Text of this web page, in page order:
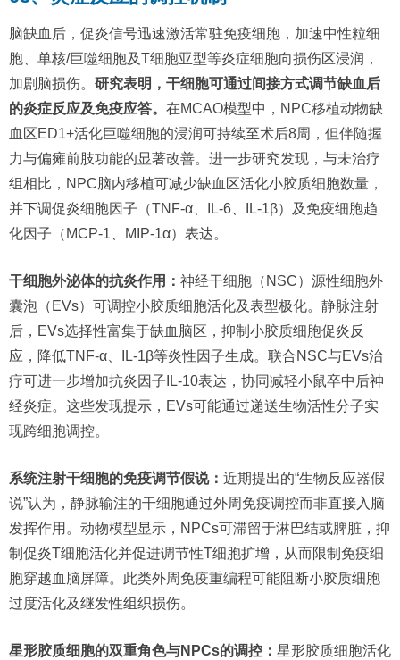
脑缺血后，促炎信号迅速激活常驻免疫细胞，加速中性粒细
胞、单核/巨噬细胞及T细胞亚型等炎症细胞向损伤区浸润，
加剧脑损伤。 研究表明，干细胞可通过间接方式调节缺血后
的炎症反应及免疫应答。 在MCAO模型中，NPC移植动物缺
血区ED1+活化巨噬细胞的浸润可持续至术后8周，但伴随握
力与偏瘫前肢功能的显著改善。进一步研究发现，与未治疗
组相比，NPC脑内移植可减少缺血区活化小胶质细胞数量，
并下调促炎细胞因子（TNF-α、IL-6、IL-1β）及免疫细胞趋
化因子（MCP-1、MIP-1α）表达。
干细胞外泌体的抗炎作用： 神经干细胞（NSC）源性细胞外
囊泡（EVs）可调控小胶质细胞活化及表型极化。静脉注射
后，EVs选择性富集于缺血脑区，抑制小胶质细胞促炎反
应，降低TNF-α、IL-1β等炎性因子生成。联合NSC与EVs治
疗可进一步增加抗炎因子IL-10表达，协同减轻小鼠卒中后神
经炎症。这些发现提示，EVs可能通过递送生物活性分子实
现跨细胞调控。
系统注射干细胞的免疫调节假说： 近期提出的“生物反应器假
说”认为，静脉输注的干细胞通过外周免疫调控而非直接入脑
发挥作用。动物模型显示，NPCs可滞留于淋巴结或脾脏，抑
制促炎T细胞活化并促进调节性T细胞扩增，从而限制免疫细
胞穿越血脑屏障。此类外周免疫重编程可能阻断小胶质细胞
过度活化及继发性组织损伤。
星形胶质细胞的双重角色与NPCs的调控： 星形胶质细胞活化